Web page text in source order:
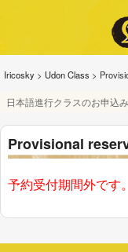
Iricosky > Udon Class >
日本語進行クラスのお申込
Provisional
予約受付期間外です。